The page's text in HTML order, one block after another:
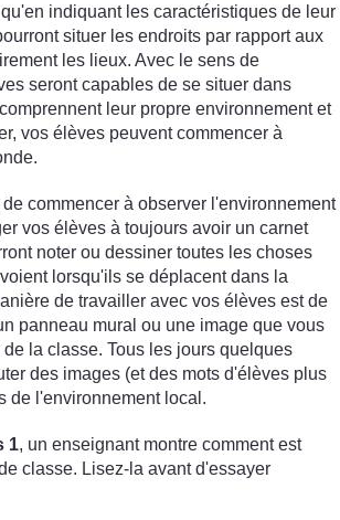
indiquant les caractéristiques de leur
situer les endroits par rapport aux
les lieux. Avec le sens de
seront capables de se situer dans
leur propre environnement et
vos élèves peuvent commencer à
commencer à observer l'environnement
vos élèves à toujours avoir un carnet
noter ou dessiner toutes les choses
lorsqu'ils se déplacent dans la
de travailler avec vos élèves est de
panneau mural ou une image que vous
la classe. Tous les jours quelques
des images (et des mots d'élèves plus
de l'environnement local.
1, un enseignant montre comment est
classe. Lisez-la avant d'essayer